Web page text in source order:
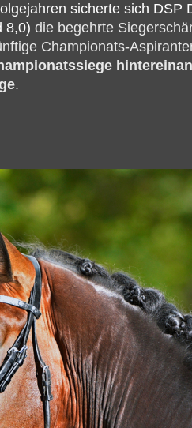
sicherte sich DSP
8,0) die begehrte
Championats-
.